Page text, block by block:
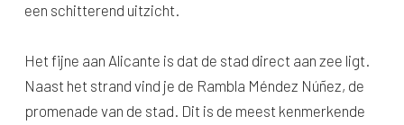
een schitterend uitzicht.
Het fijne aan Alicante is dat de stad direct aan zee ligt.
Naast het strand vind je de Rambla Méndez Núñez, de
promenade van de stad. Dit is de meest kenmerkende